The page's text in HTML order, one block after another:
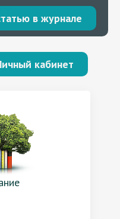
в журнале
кабинет